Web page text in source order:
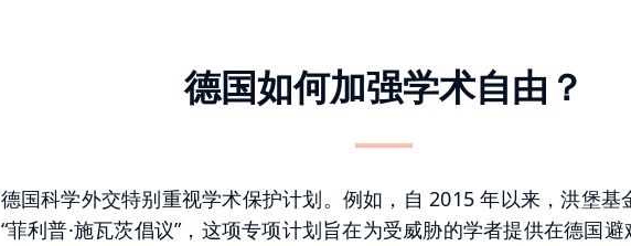
德国如何加强学术自由？
德国科学外交特别重视学术保护计划。例如，自 2015 年以来，洪堡基
“菲利普·施瓦茨倡议”，这项专项计划旨在为受威胁的学者提供在德国